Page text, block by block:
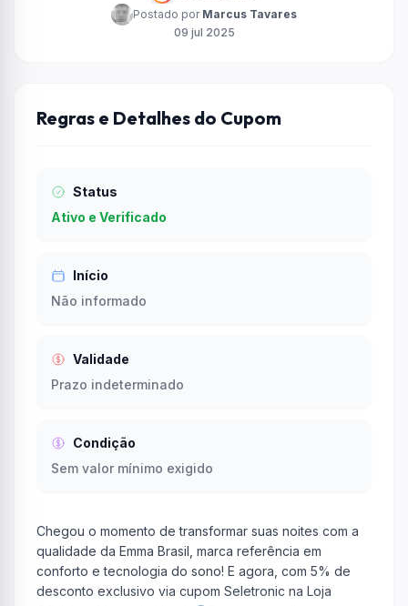
Postado por Marcus Tavares
09 jul 2025
Regras e Detalhes do Cupom
Status
Ativo e Verificado
Início
Não informado
Validade
Prazo indeterminado
Condição
Sem valor mínimo exigido
Chegou o momento de transformar suas noites com a
qualidade da Emma Brasil, marca referência em
conforto e tecnologia do sono! E agora, com 5% de
desconto exclusivo via cupom Seletronic na Loja